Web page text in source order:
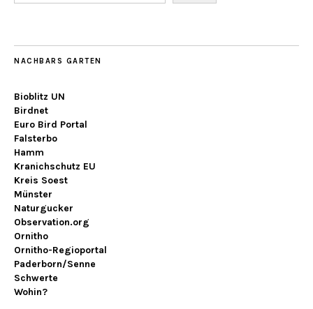
NACHBARS GARTEN
Bioblitz UN
Birdnet
Euro Bird Portal
Falsterbo
Hamm
Kranichschutz EU
Kreis Soest
Münster
Naturgucker
Observation.org
Ornitho
Ornitho-Regioportal
Paderborn/Senne
Schwerte
Wohin?